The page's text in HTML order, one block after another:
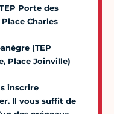
Porte des
Charles
(TEP
Place Joinville)
inscrire
Il vous suffit de